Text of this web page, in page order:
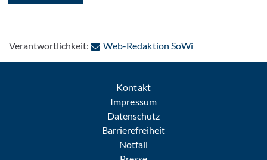
Verantwortlichkeit: Web-Redaktion SoWi: Per E-Mail
Kontakt
Impressum
Datenschutz
Barrierefreiheit
Notfall